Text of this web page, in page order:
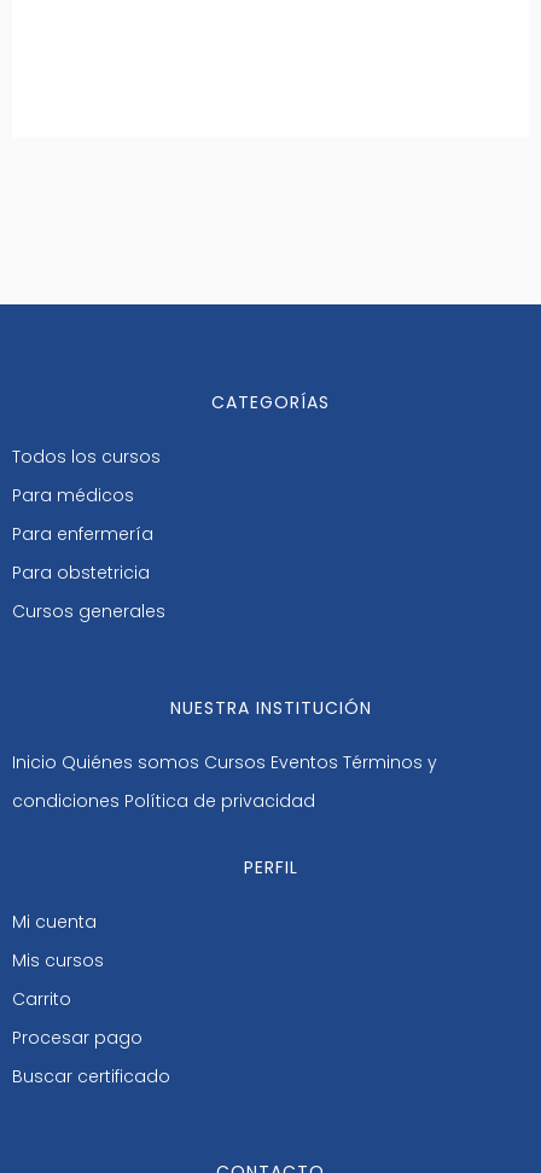
CATEGORÍAS
Todos los cursos
Para médicos
Para enfermería
Para obstetricia
Cursos generales
NUESTRA INSTITUCIÓN
Inicio Quiénes somos Cursos Eventos Términos y
condiciones Política de privacidad
PERFIL
Mi cuenta
Mis cursos
Carrito
Procesar pago
Buscar certificado